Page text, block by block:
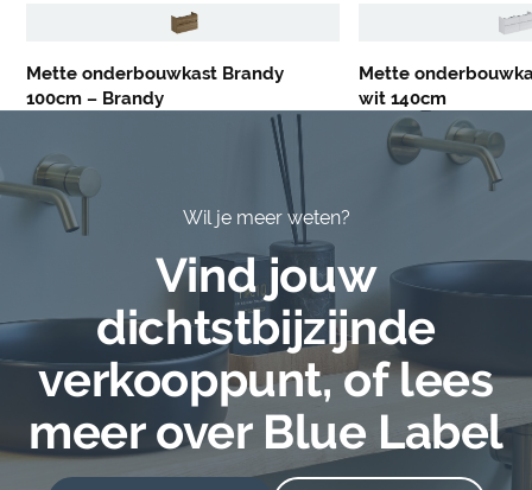
Mette onderbouwkast Brandy
100cm – Brandy
Mette
wit 140cm
Wil je meer weten?
Vind jouw
dichtstbijzijnde
verkooppunt, of lees
meer over Blue Label